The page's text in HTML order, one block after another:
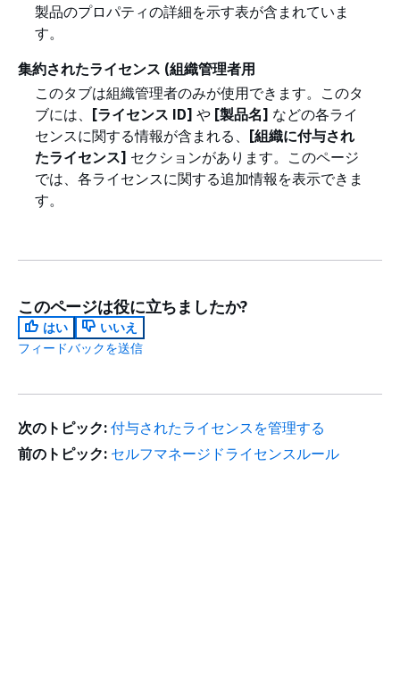
製品のプロパティの詳細を示す表が含まれていま
す。
集約されたライセンス (組織管理者用
このタブは組織管理者のみが使用できます。このタ
ブには、 [ライセンス ID] や [製品名] などの各ライ
センスに関する情報が含まれる、 [組織に付与され
たライセンス] セクションがあります。このページ
では、各ライセンスに関する追加情報を表示できま
す。
このページは役に立ちましたか?
はい
いいえ
フィードバックを送信
次のトピック: 付与されたライセンスを管理する
前のトピック: セルフマネージドライセンスルール